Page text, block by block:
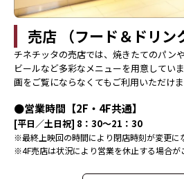
売店 （フード＆ドリン
チネチッタの売店では、焼きたてのパン
ビールなど多彩なメニューを用意してい
画をご覧にならなくてもご利用いただけま
営業時間【2F・4F共通】
[平日／土日祝] 8：30～21：30
最終上映回の時間により閉店時刻が変更に
4F売店は状況により営業を休止する場合が